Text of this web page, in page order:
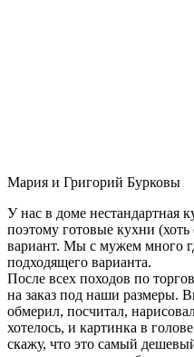
Мария и Григорий Бурковы
У нас в доме нестандартная
поэтому готовые кухни
вариант. Мы с мужем много
подходящего варианта.
После всех походов по
на заказ под наши размеры.
обмерил, посчитал,
хотелось, и картинка в
скажу, что это самый